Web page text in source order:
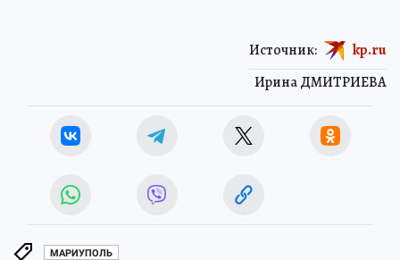
Ирина ДМИТРИЕВА
Источник: kp.ru
МАРИУПОЛЬ